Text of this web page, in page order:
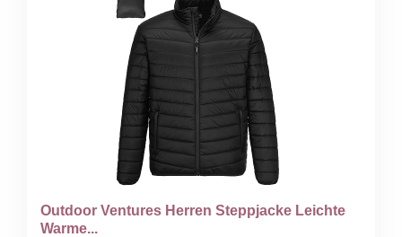
Outdoor Ventures Herren Steppjacke Leichte
Warme...